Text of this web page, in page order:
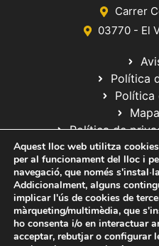
Carrer
03770 - El
Política
Política
Política de
© 2020 Web desarrollada por el
de
Aquest lloc web utilitza
per al funcionament del lloc i
navegació, que només
Addicionalment, alguns
implicar l'ús de cookies de
màrqueting/multimèdia, que
ho consenta i/o en interactuar
acceptar, rebutjar o configurar